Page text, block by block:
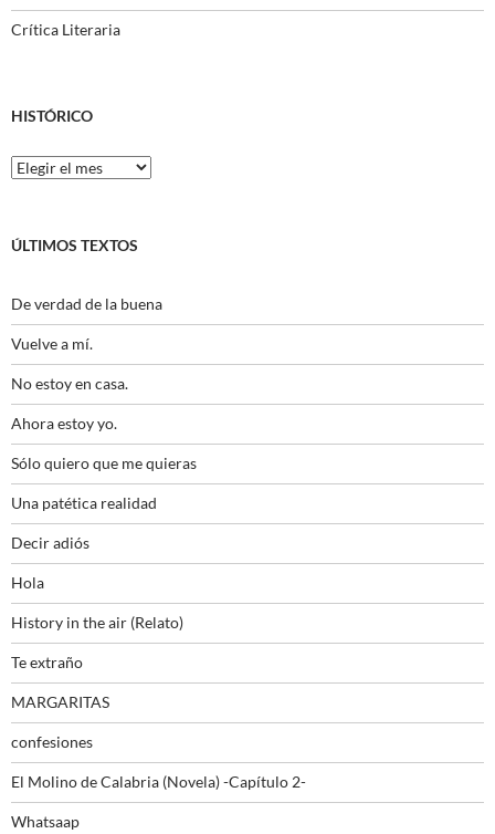
Crítica Literaria
HISTÓRICO
Histórico
ÚLTIMOS TEXTOS
De verdad de la buena
Vuelve a mí.
No estoy en casa.
Ahora estoy yo.
Sólo quiero que me quieras
Una patética realidad
Decir adiós
Hola
History in the air (Relato)
Te extraño
MARGARITAS
confesiones
El Molino de Calabria (Novela) -Capítulo 2-
Whatsaap